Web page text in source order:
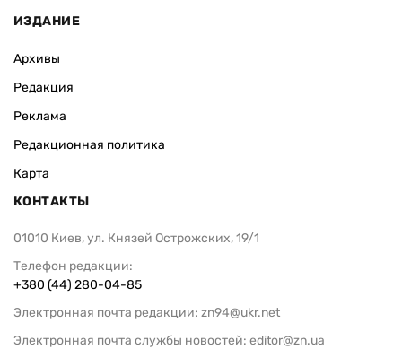
ИЗДАНИЕ
Архивы
Редакция
Реклама
Редакционная политика
Карта
КОНТАКТЫ
01010 Киев, ул. Князей Острожских, 19/1
Телефон редакции:
+380 (44) 280-04-85
Электронная почта редакции: zn94@ukr.net
Электронная почта службы новостей: editor@zn.ua